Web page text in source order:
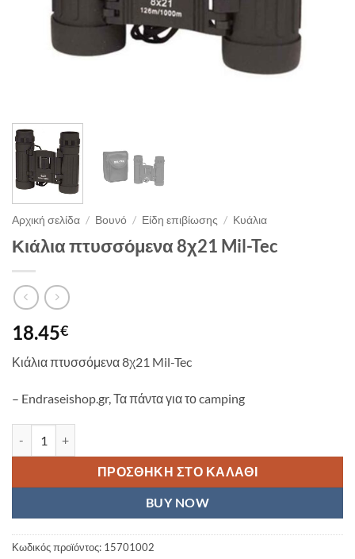
Αρχική σελίδα / Βουνό / Είδη επιβίωσης / Κυάλια
Κιάλια πτυσσόμενα 8χ21 Mil-Tec
18.45€
Κιάλια πτυσσόμενα 8χ21 Mil-Tec
– Endraseishop.gr, Τα πάντα για το camping
ΠΡΟΣΘΉΚΗ ΣΤΟ ΚΑΛΆΘΙ
BUY NOW
Κωδικός προϊόντος: 15701002